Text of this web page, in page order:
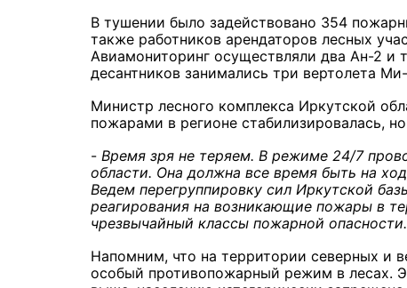
В тушении было задействовано 354
также работников арендаторов лесных
Авиамониторинг осуществляли два Ан-2 и
десантников занимались три вертолета
Министр лесного комплекса Иркутской
пожарами в регионе стабилизировалась,
- Время зря не теряем. В режиме 24/7
области. Она должна все время быть на
Ведем перегруппировку сил Иркутской
реагирования на возникающие пожары в
чрезвычайный классы пожарной опасности.
Напомним, что на территории северных и
особый противопожарный режим в лесах.